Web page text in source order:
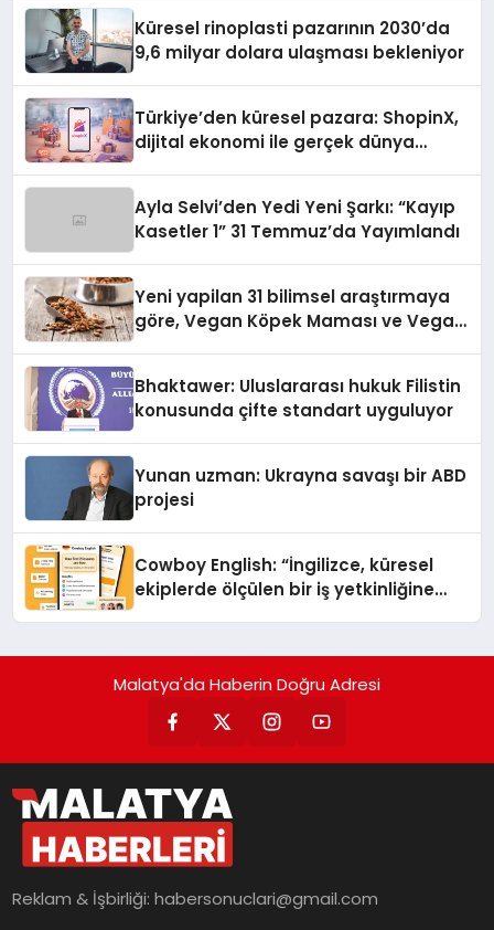
Küresel rinoplasti pazarının 2030’da
9,6 milyar dolara ulaşması bekleniyor
Türkiye’den küresel pazara: ShopinX,
dijital ekonomi ile gerçek dünya
Ayla Selvi’den Yedi Yeni Şarkı: “Kayıp
Kasetler 1” 31 Temmuz’da Yayımlandı
Yeni yapilan 31 bilimsel araştırmaya
göre, Vegan Köpek Maması ve Vegan
Bhaktawer: Uluslararası hukuk Filistin
konusunda çifte standart uyguluyor
Yunan uzman: Ukrayna savaşı bir ABD
projesi
Cowboy English: “İngilizce, küresel
ekiplerde ölçülen bir iş yetkinliğine
Malatya'da Haberin Doğru Adresi
Reklam & İşbirliği:habersonuclari@gmail.com